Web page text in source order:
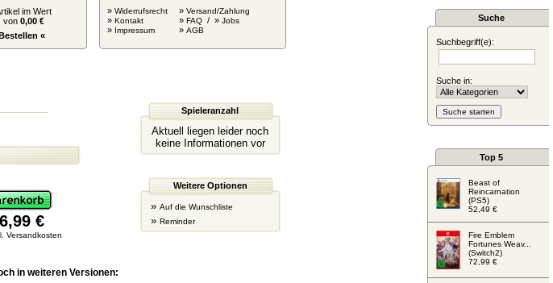
im Wert
von 0,00 €
«
» Widerrufsrecht
» Kontakt
» Impressum
» Versand/Zahlung
» FAQ / » Jobs
» AGB
€
Versandkosten
Spieleranzahl
Aktuell liegen leider noch
keine Informationen vor
Weitere Optionen
» Auf die Wunschliste
» Reminder
in weiteren Versionen:
Suche
Suchbegriff(e):
Suche in:
Top 5
Beast of
Reincarnation
(PS5)
52,49 €
Fire Emblem
Fortunes Weav...
(Switch2)
72,99 €